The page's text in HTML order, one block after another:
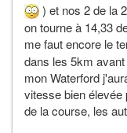
) et nos 2 de la
on tourne à 14,33
me faut encore le
dans les 5km
mon Waterford
vitesse bien élevée
de la course, les